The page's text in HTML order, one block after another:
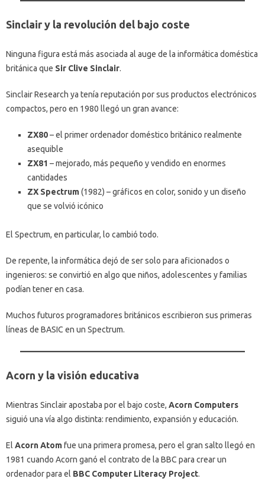
Sinclair y la revolución del bajo coste
Ninguna figura está más asociada al auge de la informática doméstica
británica que Sir Clive Sinclair.
Sinclair Research ya tenía reputación por sus productos electrónicos
compactos, pero en 1980 llegó un gran avance:
ZX80– el primer ordenador doméstico británico realmente
asequible
ZX81 – mejorado, más pequeño y vendido en enormes
cantidades
ZX Spectrum(1982) – gráficos en color, sonido y un diseño
que se volvió icónico
El Spectrum, en particular, lo cambió todo.
De repente, la informática dejó de ser solo para aficionados o
ingenieros: se convirtió en algo que niños, adolescentes y familias
podían tener en casa.
Muchos futuros programadores británicos escribieron sus primeras
líneas de BASIC en un Spectrum.
Acorn y la visión educativa
Mientras Sinclair apostaba por el bajo coste, Acorn Computers
siguió una vía algo distinta: rendimiento, expansión y educación.
El Acorn Atomfue una primera promesa, pero el gran salto llegó en
1981 cuando Acorn ganó el contrato de la BBC para crear un
ordenador para el BBC Computer Literacy Project.